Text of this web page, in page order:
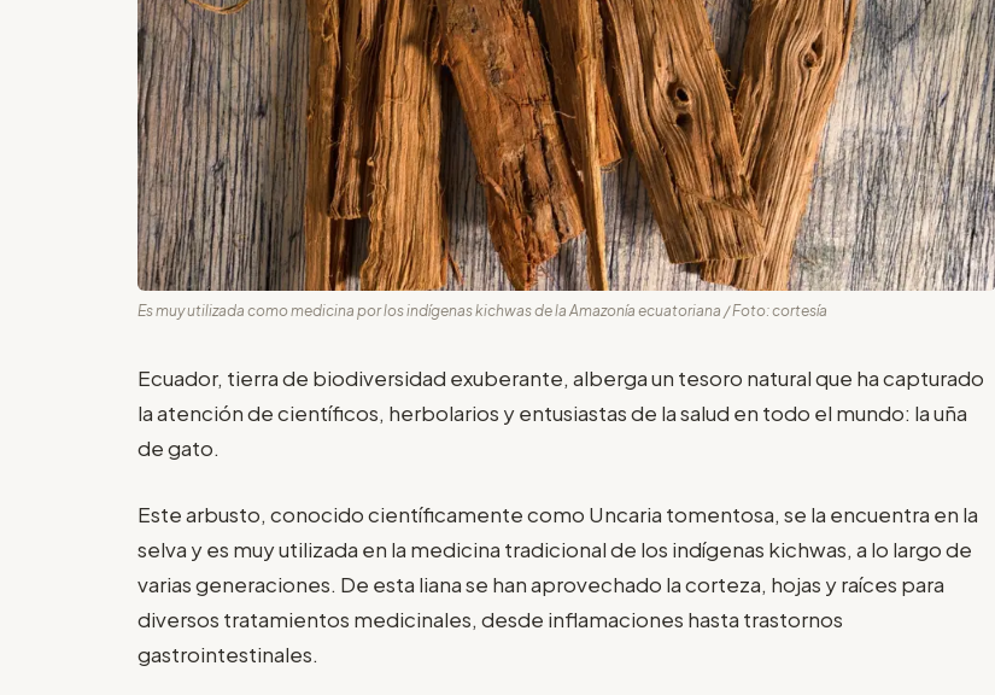
Es muy utilizada como medicina por los indígenas kichwas de la Amazonía ecuatoriana / Foto: cortesía
Ecuador, tierra de biodiversidad exuberante, alberga un tesoro natural que ha capturado
la atención de científicos, herbolarios y entusiastas de la salud en todo el mundo: la uña
de gato.
Este arbusto, conocido científicamente como Uncaria tomentosa, se la encuentra en la
selva y es muy utilizada en la medicina tradicional de los indígenas kichwas, a lo largo de
varias generaciones. De esta liana se han aprovechado la corteza, hojas y raíces para
diversos tratamientos medicinales, desde inflamaciones hasta trastornos
gastrointestinales.